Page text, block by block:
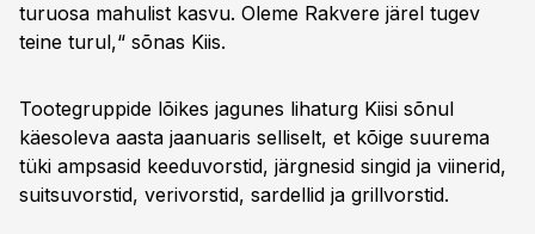
turuosa mahulist kasvu. Oleme Rakvere järel tugev
teine turul,“ sõnas Kiis.
Tootegruppide lõikes jagunes lihaturg Kiisi sõnul
käesoleva aasta jaanuaris selliselt, et kõige suurema
tüki ampsasid keeduvorstid, järgnesid singid ja viinerid,
suitsuvorstid, verivorstid, sardellid ja grillvorstid.